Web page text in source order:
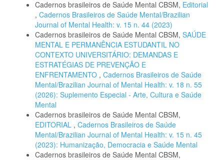
Cadernos brasileiros de Saúde Mental CBSM, Editorial
, Cadernos Brasileiros de Saúde Mental/Brazilian
Journal of Mental Health: v. 15 n. 44 (2023)
Cadernos brasileiros de Saúde Mental CBSM, SAÚDE
MENTAL E PERMANÊNCIA ESTUDANTIL NO
CONTEXTO UNIVERSITÁRIO: DEMANDAS E
ESTRATÉGIAS DE PREVENÇÃO E
ENFRENTAMENTO , Cadernos Brasileiros de Saúde
Mental/Brazilian Journal of Mental Health: v. 18 n. 55
(2026): Suplemento Especial - Arte, Cultura e Saúde
Mental
Cadernos brasileiros de Saúde Mental CBSM,
EDITORIAL , Cadernos Brasileiros de Saúde
Mental/Brazilian Journal of Mental Health: v. 15 n. 45
(2023): Humanização, Democracia e Saúde Mental
Cadernos brasileiros de Saúde Mental CBSM,